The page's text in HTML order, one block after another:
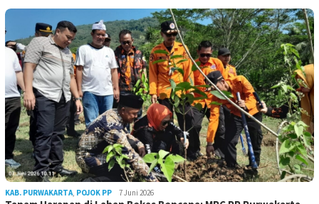
KAB. PURWAKARTA, POJOK PP 7 Juni 2026